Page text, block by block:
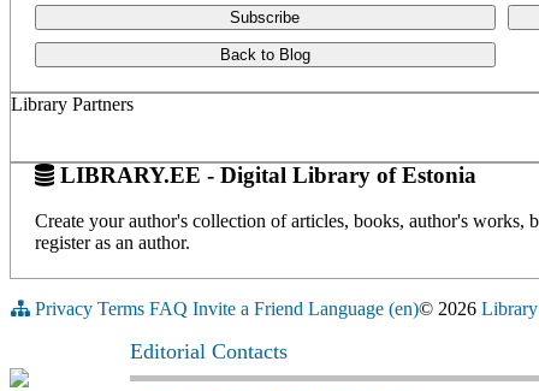
Subscribe
Back to Blog
Library Partners
LIBRARY.EE - Digital Library of Estonia
Create your author's collection of articles, books, author's
register as an author.
Privacy Terms FAQ Invite a Friend Language (en)© 2026
Editorial Contacts